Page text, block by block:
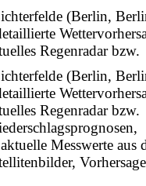
(Berlin,
Regenradar bzw.
(Berlin,
Regenradar bzw.
Messwerte aus